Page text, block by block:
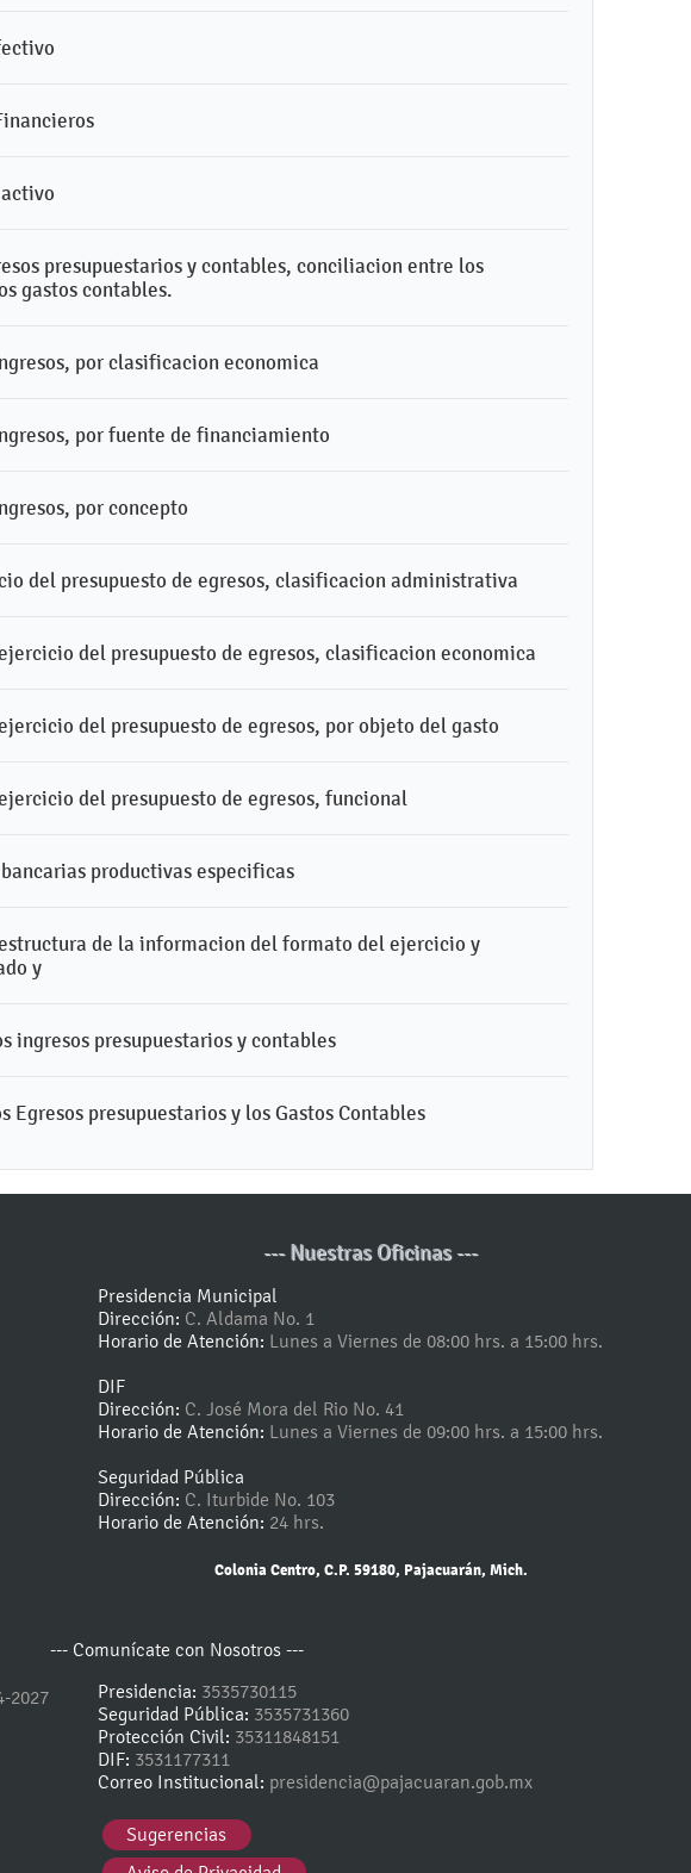
presupuestarios y contables, conciliacion entre los
gastos contables.
por clasificacion economica
por fuente de financiamiento
por concepto
del presupuesto de egresos, clasificacion administrativa
del presupuesto de egresos, clasificacion economica
del presupuesto de egresos, por objeto del gasto
del presupuesto de egresos, funcional
productivas especificas
de la informacion del formato del ejercicio y
y
ingresos presupuestarios y contables
Egresos presupuestarios y los Gastos Contables
--- Nuestras Oficinas ---
Presidencia Municipal
Dirección: C. Aldama No. 1
Horario de Atención: Lunes a Viernes de 08:00 hrs. a 15:00 hrs.
DIF
Dirección: C. José Mora del Rio No. 41
Horario de Atención: Lunes a Viernes de 09:00 hrs. a 15:00 hrs.
Seguridad Pública
Dirección: C. Iturbide No. 103
Horario de Atención: 24 hrs.
Colonia Centro, C.P. 59180, Pajacuarán, Mich.
2027
--- Comunícate con Nosotros ---
Presidencia: 3535730115
Seguridad Pública: 3535731360
Protección Civil: 35311848151
DIF: 3531177311
Correo Institucional: presidencia@pajacuaran.gob.mx
Sugerencias